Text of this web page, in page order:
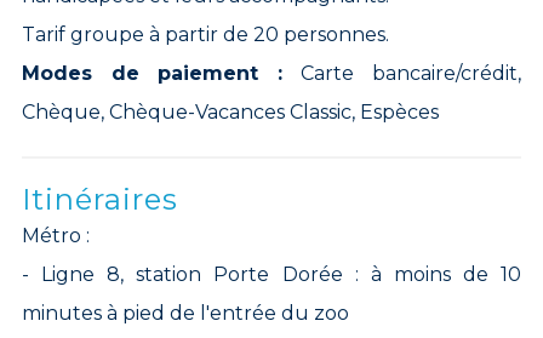
Tarif groupe à partir de 20 personnes.
Modes de paiement :Carte bancaire/crédit,
Chèque, Chèque-Vacances Classic, Espèces
Itinéraires
Métro :
- Ligne 8, station Porte Dorée : à moins de 10
minutes à pied de l'entrée du zoo